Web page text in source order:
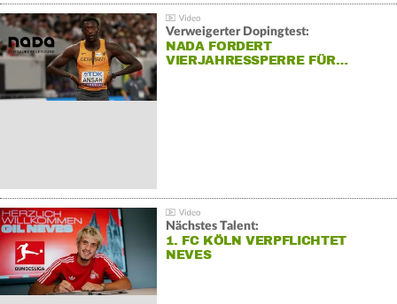
Verweigerter Dopingtest:
NADA FORDERT
VIERJAHRESSPERRE FÜR…
Nächstes Talent:
1. FC KÖLN VERPFLICHTET
NEVES